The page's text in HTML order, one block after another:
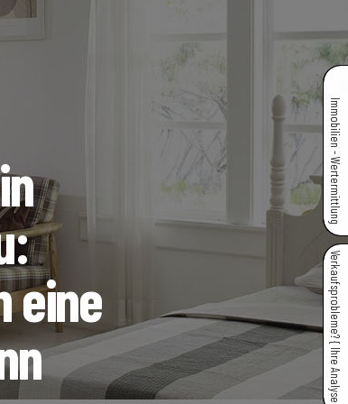
eine
Immobilien - Wertermittlung
Verkaufsprobleme? { Ihre Analyse }